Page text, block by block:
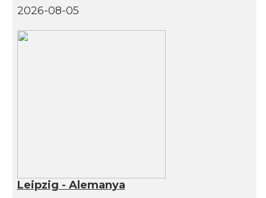
2026-08-05
Leipzig - Alemanya